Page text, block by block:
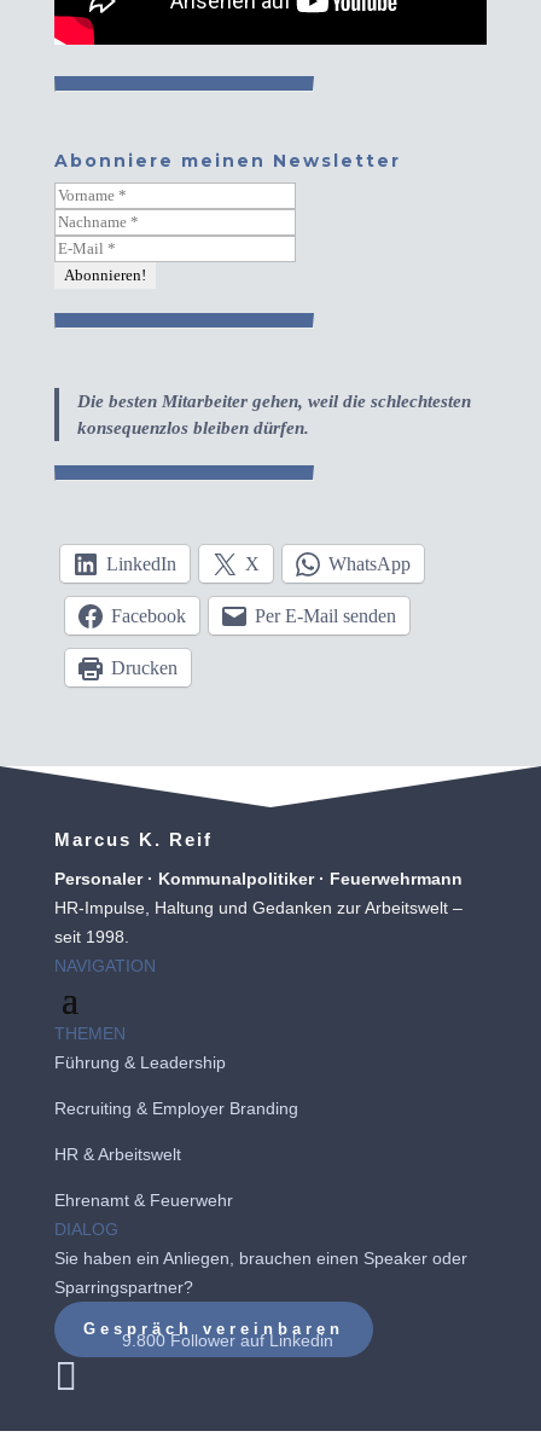
Abonniere meinen Newsletter
Die besten Mitarbeiter gehen, weil die schlechtesten
konsequenzlos bleiben dürfen.
LinkedIn X WhatsApp
Facebook Per E-Mail senden
Drucken
Marcus K. Reif
Personaler · Kommunalpolitiker · Feuerwehrmann
HR-Impulse, Haltung und Gedanken zur Arbeitswelt –
seit 1998.
NAVIGATION
THEMEN
Führung & Leadership
Recruiting & Employer Branding
HR & Arbeitswelt
Ehrenamt & Feuerwehr
DIALOG
Sie haben ein Anliegen, brauchen einen Speaker oder
Sparringspartner?
Gespräch vereinbaren

9.800 Follower aufLinkedin